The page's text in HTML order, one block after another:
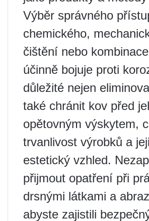
Výběr správného
chemického,
čištění nebo
účinně bojuje proti
důležité nejen
také chránit kov před
opětovným výskytem,
trvanlivost výrobků a
estetický vzhled.
přijmout opatření při
drsnými látkami a
abyste zajistili